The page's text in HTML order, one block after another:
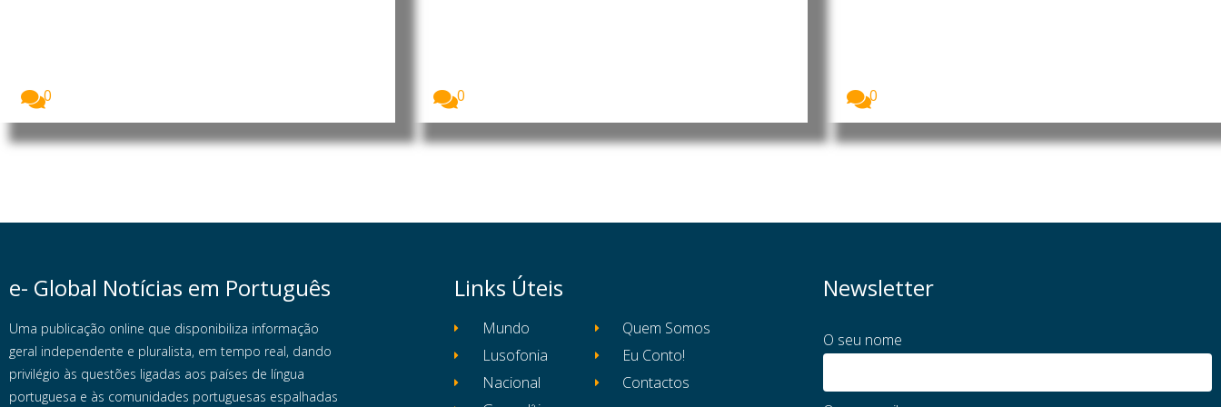
0
0
0
e- Global Notícias em Português
Uma publicação online que disponibiliza informação
geral independente e pluralista, em tempo real, dando
privilégio às questões ligadas aos países de língua
portuguesa e às comunidades portuguesas espalhadas
Links Úteis
Mundo
Lusofonia
Nacional
Quem Somos
Eu Conto!
Contactos
Newsletter
O seu nome